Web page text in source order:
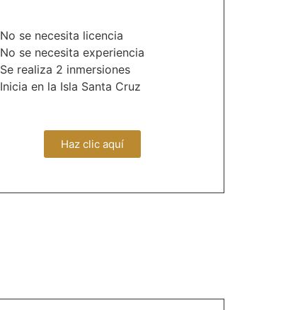
No se necesita licencia
No se necesita experiencia
Se realiza 2 inmersiones
Inicia en la Isla Santa Cruz
Haz clic aquí